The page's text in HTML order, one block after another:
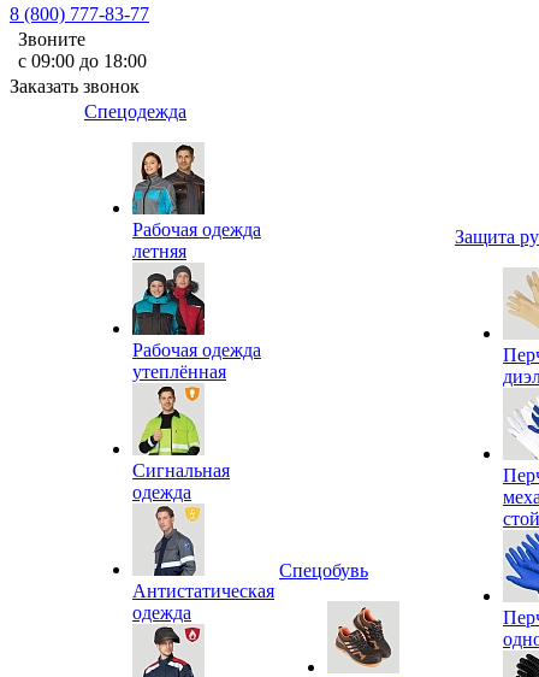
8 (800) 777-83-77
Звоните
с 09:00 до 18:00
Заказать звонок
Спецодежда
Рабочая одежда
летняя
Рабочая одежда
утеплённая
Сигнальная
одежда
Антистатическая
одежда
Спецобувь
Защита